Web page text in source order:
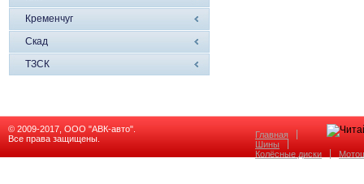
Кременчуг
Скад
ТЗСК
© 2009-2017, ООО "АВК-авто".
Все права защищены.
Главная
Шины
Колёсные диски